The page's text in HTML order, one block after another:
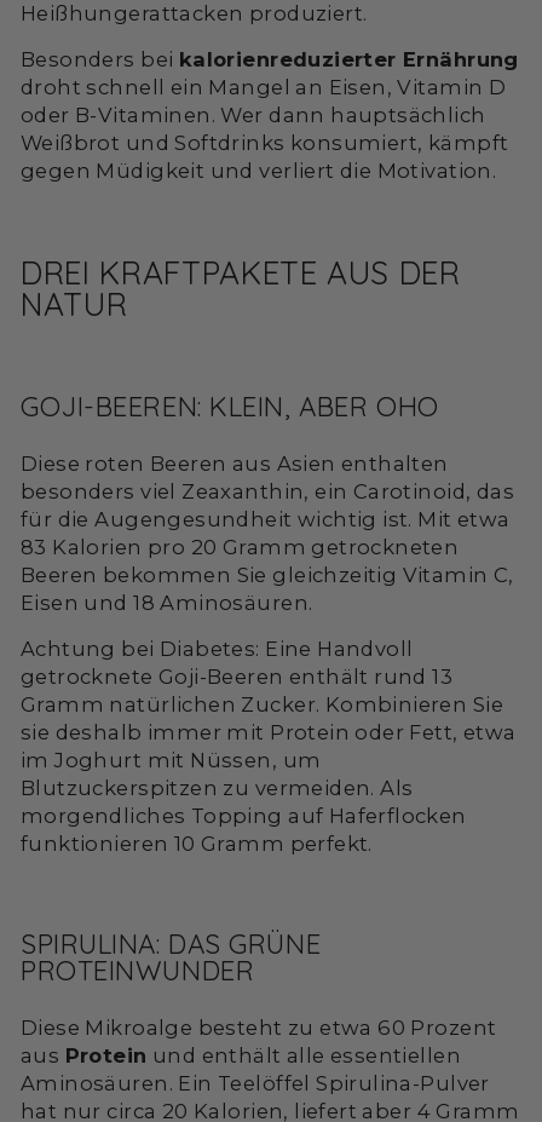
Heißhungerattacken produziert.
Besonders bei kalorienreduzierter Ernährung
droht schnell ein Mangel an Eisen, Vitamin D
oder B-Vitaminen. Wer dann hauptsächlich
Weißbrot und Softdrinks konsumiert, kämpft
gegen Müdigkeit und verliert die Motivation.
DREI KRAFTPAKETE AUS DER
NATUR
GOJI-BEEREN: KLEIN, ABER OHO
Diese roten Beeren aus Asien enthalten
besonders viel Zeaxanthin, ein Carotinoid, das
für die Augengesundheit wichtig ist. Mit etwa
83 Kalorien pro 20 Gramm getrockneten
Beeren bekommen Sie gleichzeitig Vitamin C,
Eisen und 18 Aminosäuren.
Achtung bei Diabetes: Eine Handvoll
getrocknete Goji-Beeren enthält rund 13
Gramm natürlichen Zucker. Kombinieren Sie
sie deshalb immer mit Protein oder Fett, etwa
im Joghurt mit Nüssen, um
Blutzuckerspitzen zu vermeiden. Als
morgendliches Topping auf Haferflocken
funktionieren 10 Gramm perfekt.
SPIRULINA: DAS GRÜNE
PROTEINWUNDER
Diese Mikroalge besteht zu etwa 60 Prozent
aus Protein und enthält alle essentiellen
Aminosäuren. Ein Teelöffel Spirulina-Pulver
hat nur circa 20 Kalorien, liefert aber 4 Gramm